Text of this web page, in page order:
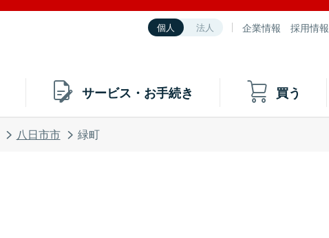
個人 法人 企業情報 採用情報
サービス・お手続き 買う
八日市市 緑町